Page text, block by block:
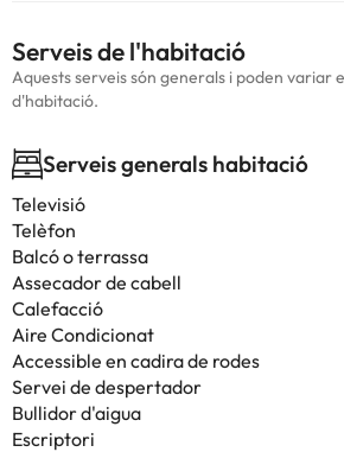
Serveis de l'habitació
Aquests serveis són generals i poden variar
d'habitació.
Serveis generals habitació
Televisió
Telèfon
Balcó o terrassa
Assecador de cabell
Calefacció
Aire Condicionat
Accessible en cadira de rodes
Servei de despertador
Bullidor d'aigua
Escriptori